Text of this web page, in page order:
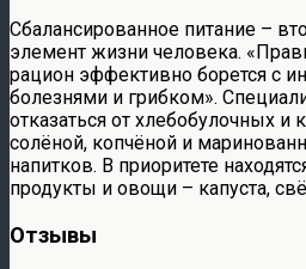
Сбалансированное питание –
элемент жизни человека.
рацион эффективно борется с
болезнями и грибком».
отказаться от хлебобулочных и
солёной, копчёной и
напитков. В приоритете
продукты и овощи – капуста,
Отзывы